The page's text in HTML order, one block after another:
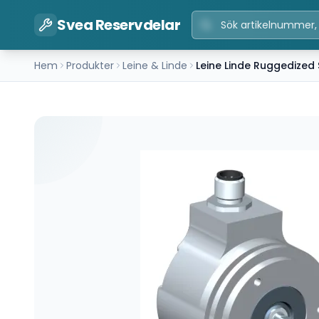
Svea Reservdelar
Hem Produkter Leine & Linde Leine Linde